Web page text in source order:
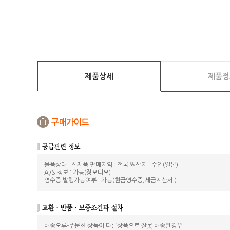
제품상세 제품
물품상태 : 신제품 판매지역 : 전국 원산지 : 수입(일본)
A/S 정보 : 가능(장오디오)
영수증 발행가능여부 : 가능(현금영수증,세금계산서 )
배송오류-주문한 상품이 다른상품으로 잘못 배송된경우